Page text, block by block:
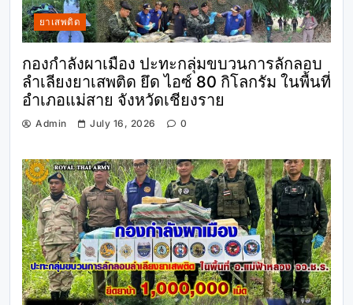
ยาเสพติด
กองกำลังผาเมือง ปะทะกลุ่มขบวนการลักลอบ
ลำเลียงยาเสพติด ยึด ไอซ์ 80 กิโลกรัม ในพื้นที่
อำเภอแม่สาย จังหวัดเชียงราย
Admin July 16, 2026 0